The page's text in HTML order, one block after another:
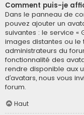
Comment puis-je
Dans le panneau de
pouvez ajouter un
suivantes : le service «
images distantes ou le
administrateurs du
fonctionnalité des
rendre disponible aux
d’avatars, nous vous
forum.
Haut